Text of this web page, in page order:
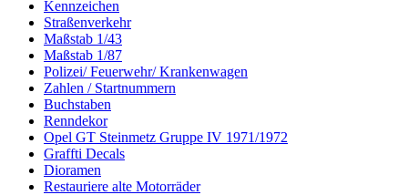
Kennzeichen
Straßenverkehr
Maßstab 1/43
Maßstab 1/87
Polizei/ Feuerwehr/ Krankenwagen
Zahlen / Startnummern
Buchstaben
Renndekor
Opel GT Steinmetz Gruppe IV 1971/1972
Graffti Decals
Dioramen
Restauriere alte Motorräder